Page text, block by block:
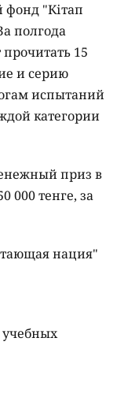
"Кітап
полгода
15
и серию
испытаний
категории
приз в
000 тенге, за
нация"